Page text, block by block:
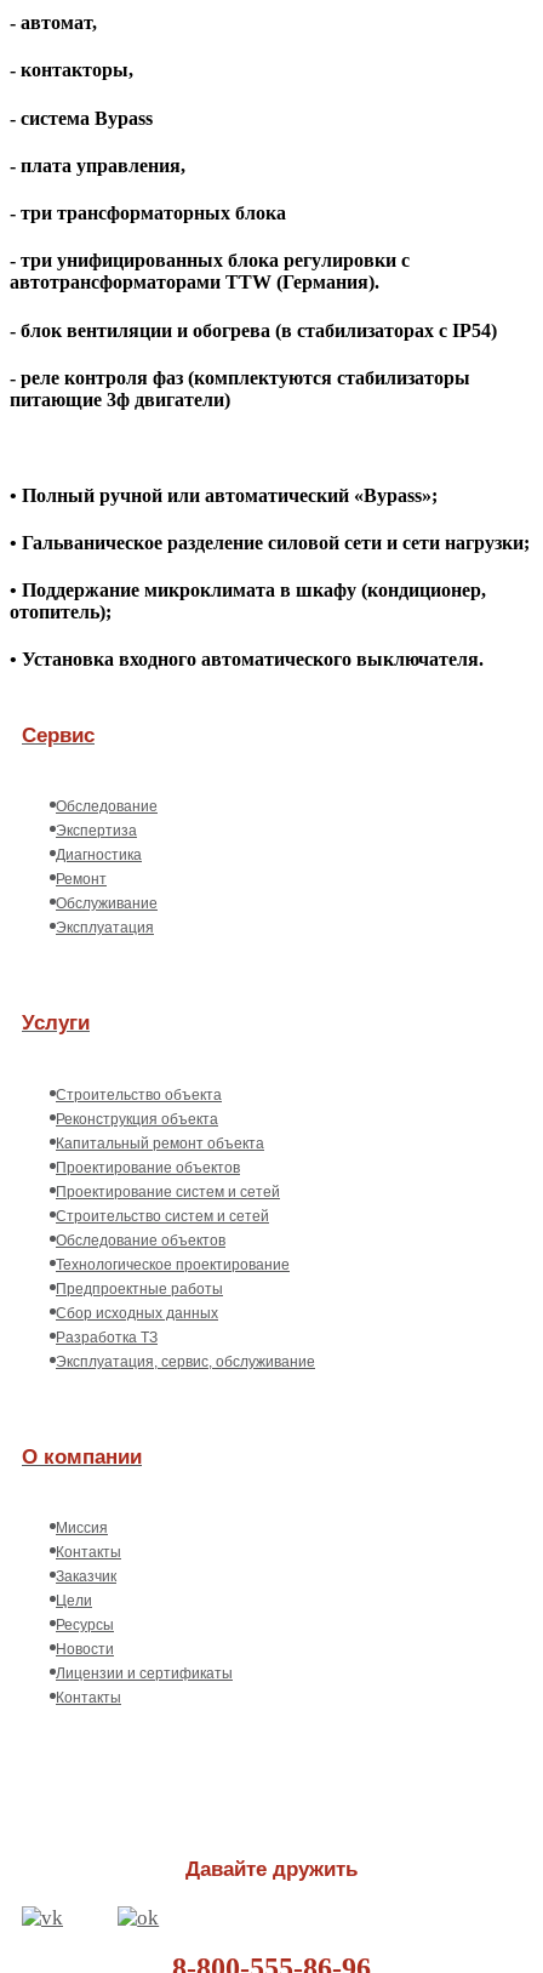
- автомат,
- контакторы,
- система Bypass
- плата управления,
- три трансформаторных блока
- три унифицированных блока регулировки с
автотрансформаторами TTW (Германия).
- блок вентиляции и обогрева (в стабилизаторах c IP54)
- реле контроля фаз (комплектуются стабилизаторы
питающие 3ф двигатели)
• Полный ручной или автоматический «Bypass»;
• Гальваническое разделение силовой сети и сети нагрузки;
• Поддержание микроклимата в шкафу (кондиционер,
отопитель);
• Установка входного автоматического выключателя.
Сервис
Обследование
Экспертиза
Диагностика
Ремонт
Обслуживание
Эксплуатация
Услуги
Строительство объекта
Реконструкция объекта
Капитальный ремонт объекта
Проектирование объектов
Проектирование систем и сетей
Строительство систем и сетей
Обследование объектов
Технологическое проектирование
Предпроектные работы
Сбор исходных данных
Разработка ТЗ
Эксплуатация, сервис, обслуживание
О компании
Миссия
Контакты
Заказчик
Цели
Ресурсы
Новости
Лицензии и сертификаты
Контакты
Давайте дружить